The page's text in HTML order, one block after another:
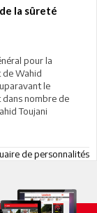
la sûreté
pour la
de Wahid
le
nombre de
Toujani
de personnalités